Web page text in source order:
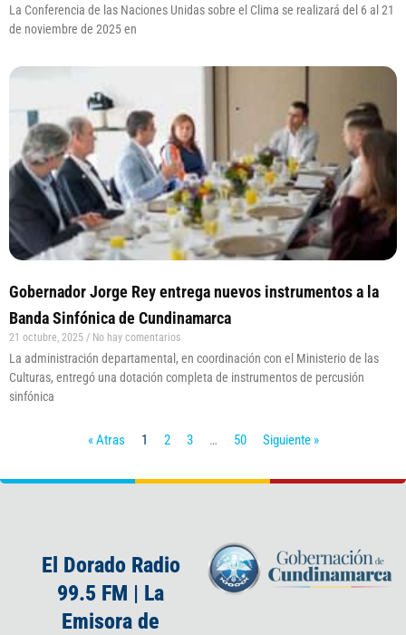
La Conferencia de las Naciones Unidas sobre el Clima se realizará del 6 al 21
de noviembre de 2025 en
Gobernador Jorge Rey entrega nuevos instrumentos a la
Banda Sinfónica de Cundinamarca
21 octubre, 2025 No hay comentarios
La administración departamental, en coordinación con el Ministerio de las
Culturas, entregó una dotación completa de instrumentos de percusión
sinfónica
« Atras 1 2 3 … 50 Siguiente »
El Dorado Radio
99.5 FM | La
Emisora de